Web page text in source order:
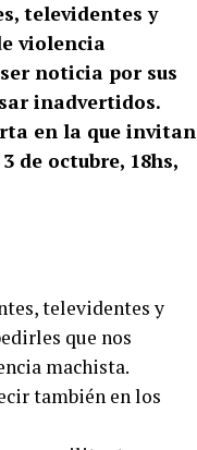
televidentes y
violencia
noticia por sus
inadvertidos.
en la que invitan
de octubre, 18hs,
televidentes y
que nos
machista.
también en los